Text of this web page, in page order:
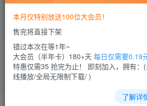
会员专属 国内ASMR
菜需捆
本月仅特别放送100位大会员！
售完将直接下架
错过本次在等1年~
大会员（半年卡）180+天 每日仅需要0.19
特惠仅需35 抢完为止！ 即刻加入，拥有：
线播放/全局无限制下载/ )
了解详